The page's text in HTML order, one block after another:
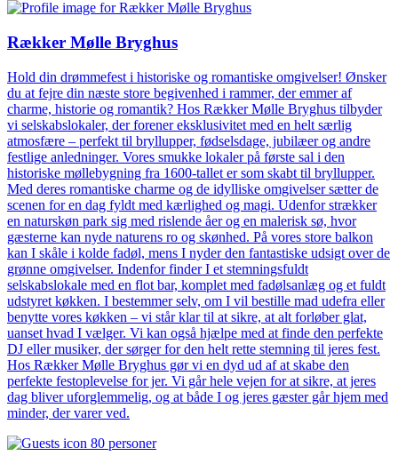
Rækker Mølle Bryghus
Hold din drømmefest i historiske og romantiske omgivelser! Ønsker
du at fejre din næste store begivenhed i rammer, der emmer af
charme, historie og romantik? Hos Rækker Mølle Bryghus tilbyder
vi selskabslokaler, der forener eksklusivitet med en helt særlig
atmosfære – perfekt til bryllupper, fødselsdage, jubilæer og andre
festlige anledninger. Vores smukke lokaler på første sal i den
historiske møllebygning fra 1600-tallet er som skabt til bryllupper.
Med deres romantiske charme og de idylliske omgivelser sætter de
scenen for en dag fyldt med kærlighed og magi. Udenfor strækker
en naturskøn park sig med rislende åer og en malerisk sø, hvor
gæsterne kan nyde naturens ro og skønhed. På vores store balkon
kan I skåle i kolde fadøl, mens I nyder den fantastiske udsigt over de
grønne omgivelser. Indenfor finder I et stemningsfuldt
selskabslokale med en flot bar, komplet med fadølsanlæg og et fuldt
udstyret køkken. I bestemmer selv, om I vil bestille mad udefra eller
benytte vores køkken – vi står klar til at sikre, at alt forløber glat,
uanset hvad I vælger. Vi kan også hjælpe med at finde den perfekte
DJ eller musiker, der sørger for den helt rette stemning til jeres fest.
Hos Rækker Mølle Bryghus gør vi en dyd ud af at skabe den
perfekte festoplevelse for jer. Vi går hele vejen for at sikre, at jeres
dag bliver uforglemmelig, og at både I og jeres gæster går hjem med
minder, der varer ved.
80 personer